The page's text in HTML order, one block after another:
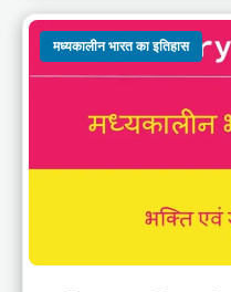
मध्यकालीन भारत का इतिहास